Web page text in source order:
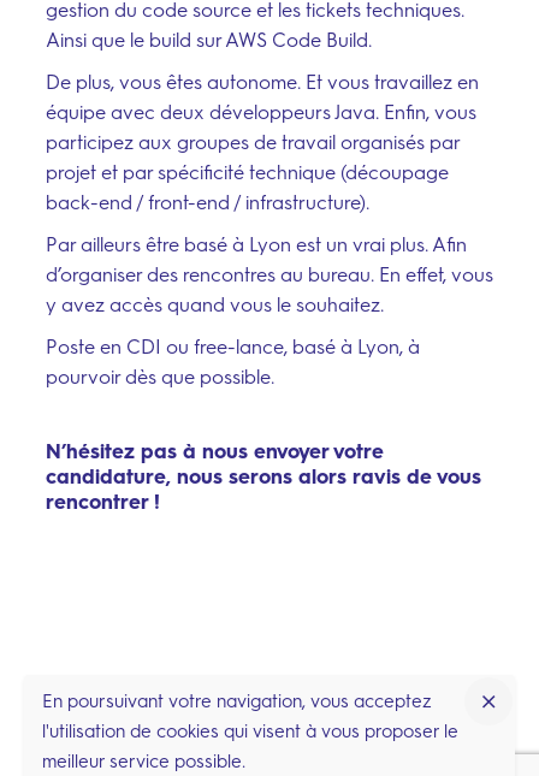
gestion du code source et les tickets techniques.
Ainsi que le build sur AWS Code Build.
De plus, vous êtes autonome. Et vous travaillez en
équipe avec deux développeurs Java. Enfin, vous
participez aux groupes de travail organisés par
projet et par spécificité technique (découpage
back-end / front-end / infrastructure).
Par ailleurs être basé à Lyon est un vrai plus. Afin
d’organiser des rencontres au bureau. En effet, vous
y avez accès quand vous le souhaitez.
Poste en CDI ou free-lance, basé à Lyon, à
pourvoir dès que possible.
N’hésitez pas à nous envoyer votre
candidature, nous serons alors ravis de vous
rencontrer !
En poursuivant votre navigation, vous acceptez
l'utilisation de cookies qui visent à vous proposer le
meilleur service possible.